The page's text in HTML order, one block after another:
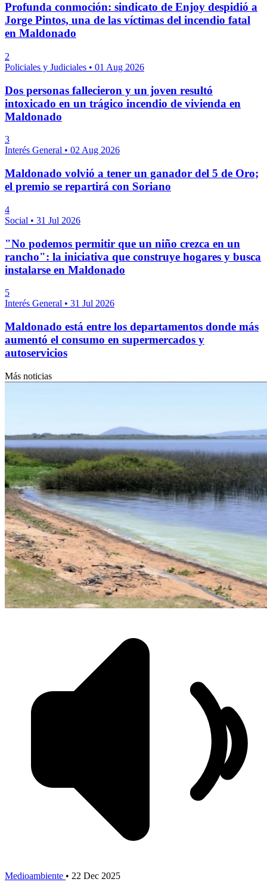
Profunda conmoción: sindicato de Enjoy despidió a
Jorge Pintos, una de las víctimas del incendio fatal
en Maldonado
2
Policiales y Judiciales • 01 Aug 2026
Dos personas fallecieron y un joven resultó
intoxicado en un trágico incendio de vivienda en
Maldonado
3
Interés General • 02 Aug 2026
Maldonado volvió a tener un ganador del 5 de Oro;
el premio se repartirá con Soriano
4
Social • 31 Jul 2026
"No podemos permitir que un niño crezca en un
rancho": la iniciativa que construye hogares y busca
instalarse en Maldonado
5
Interés General • 31 Jul 2026
Maldonado está entre los departamentos donde más
aumentó el consumo en supermercados y
autoservicios
Más noticias
Medioambiente • 22 Dec 2025